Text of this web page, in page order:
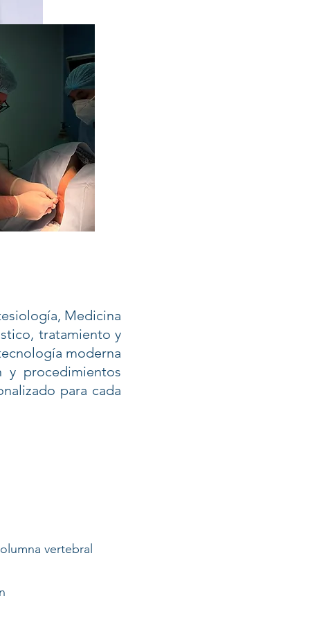
Medicina
tratamiento y
moderna
y procedimientos
para cada
vertebral